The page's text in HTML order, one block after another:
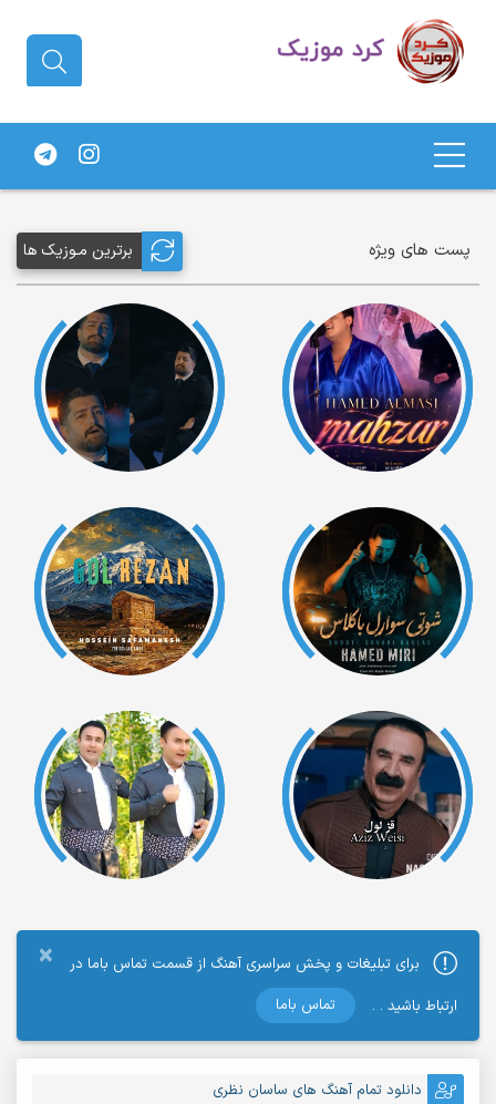
پست های ویژه برترین مـوزیک ها
×
برای تبلیغات و پخش سراسری آهنگ از قسمت تماس باما در
ارتباط باشید . .
تماس باما
دانلود تمام آهنگ های ساسان نظری